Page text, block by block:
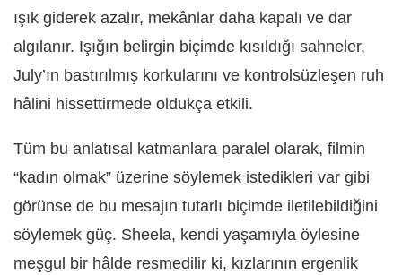
ışık giderek azalır, mekânlar daha kapalı ve dar
algılanır. Işığın belirgin biçimde kısıldığı sahneler,
July’ın bastırılmış korkularını ve kontrolsüzleşen ruh
hâlini hissettirmede oldukça etkili.
Tüm bu anlatısal katmanlara paralel olarak, filmin
“kadın olmak” üzerine söylemek istedikleri var gibi
görünse de bu mesajın tutarlı biçimde iletilebildiğini
söylemek güç. Sheela, kendi yaşamıyla öylesine
meşgul bir hâlde resmedilir ki, kızlarının ergenlik